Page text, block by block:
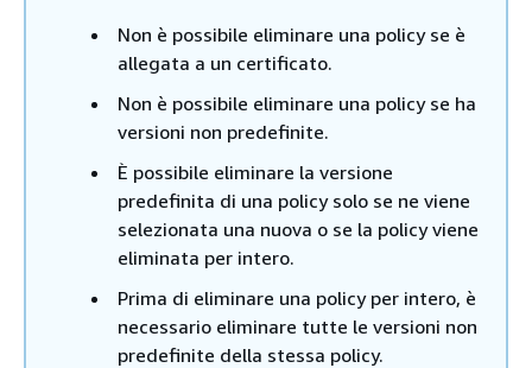
Non è possibile eliminare una policy se è
allegata a un certificato.
Non è possibile eliminare una policy se ha
versioni non predefinite.
È possibile eliminare la versione
predefinita di una policy solo se ne viene
selezionata una nuova o se la policy viene
eliminata per intero.
Prima di eliminare una policy per intero, è
necessario eliminare tutte le versioni non
predefinite della stessa policy.